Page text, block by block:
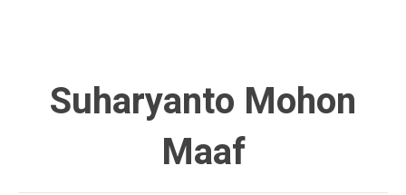
Suharyanto Mohon
Maaf